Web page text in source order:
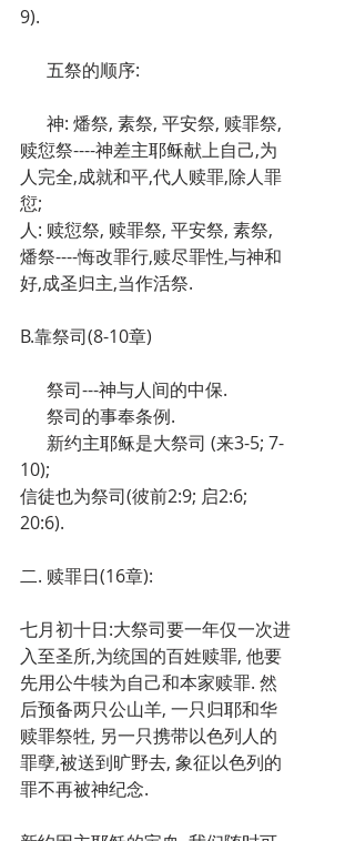
9).
      五祭的顺序:
赎愆祭----神差主耶稣献上自己,为
人完全,成就和平,代人赎罪,除人罪
愆;
人: 赎愆祭, 赎罪祭, 平安祭, 素祭,
燔祭----悔改罪行,赎尽罪性,与神和
好,成圣归主,当作活祭.
B.靠祭司(8-10章)
      祭司---神与人间的中保.
      祭司的事奉条例.
10);
信徒也为祭司(彼前2:9; 启2:6;
20:6).
二. 赎罪日(16章):
七月初十日:大祭司要一年仅一次进
入至圣所,为统国的百姓赎罪, 他要
先用公牛犊为自己和本家赎罪. 然
后预备两只公山羊, 一只归耶和华
赎罪祭牲, 另一只携带以色列人的
罪孽,被送到旷野去, 象征以色列的
罪不再被神纪念.